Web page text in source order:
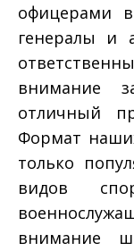
офицерами в
генералы и
внимание
отличный
Формат
только
видов
внимание